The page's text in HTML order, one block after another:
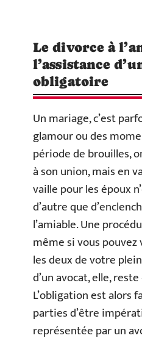
Le divorce à
l’assistance
obligatoire
Un mariage, c’est
glamour ou des
période de brouilles,
à son union, mais en
vaille pour les époux
d’autre que
l’amiable. Une
même si vous
les deux de votre
d’un avocat, elle,
L’obligation est alors
parties d’être
représentée par un